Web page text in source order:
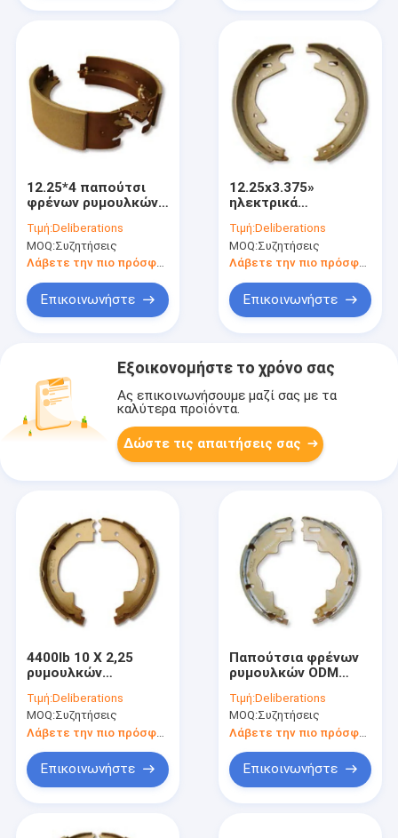
12.25*4 παπούτσι
φρένων ρυμουλκών
Τιμή:Deliberations
MOQ:Συζητήσεις
Λάβετε την πιο πρόσφατη τιμή
Επικοινωνήστε
12.25x3.375»
ηλεκτρικά
Τιμή:Deliberations
MOQ:Συζητήσεις
Λάβετε την πιο πρόσφατη τιμή
Επικοινωνήστε
Εξοικονομήστε το χρόνο σας
Ας επικοινωνήσουμε μαζί σας με τα
καλύτερα προϊόντα.
Δώστε τις απαιτήσεις σας
4400lb 10 X 2,25
ρυμουλκών
παπούτσια φρένων
10 ιντσών
παπουτσιών δεξιά
Τιμή:Deliberations
MOQ:Συζητήσεις
Λάβετε την πιο πρόσφατη τιμή
Επικοινωνήστε
Παπούτσια φρένων
ρυμουλκών ODM
Alko παπούτσια
φρένων 10 ιντσών
Τιμή:Deliberations
MOQ:Συζητήσεις
Επικοινωνήστε